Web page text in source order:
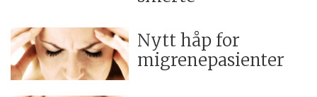
Nytt håp for
migrenepasienter